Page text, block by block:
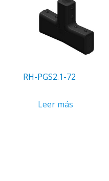
RH-PGS2.1-72
Leer más